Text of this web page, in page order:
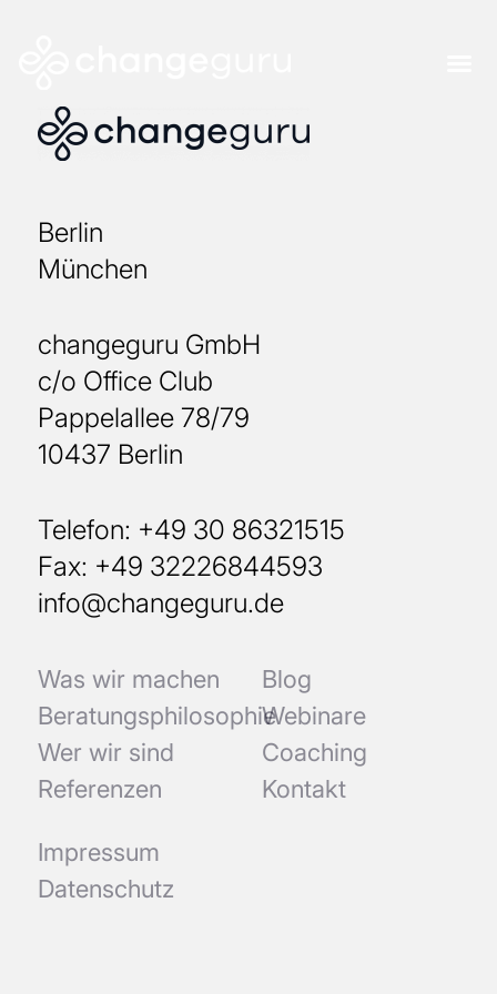
Berlin
München
changeguru GmbH
c/o Office Club
Pappelallee 78/79
10437 Berlin
Telefon: +49 30 86321515
Fax: +49 32226844593
info@changeguru.de
Was wir machen
Beratungsphilosophie
Wer wir sind
Referenzen
Blog
Webinare
Coaching
Kontakt
Impressum
Datenschutz